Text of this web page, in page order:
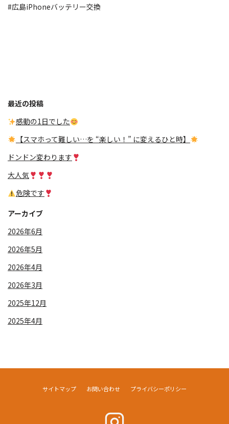
#広島iPhoneバッテリー交換
最近の投稿
感動の1日でした
【スマホって難しい…を “楽しい！” に変えるひと時】
ドンドン変わります
大人気
危険です
アーカイブ
2026年6月
2026年5月
2026年4月
2026年3月
2025年12月
2025年4月
サイトマップ お問い合わせ プライバシーポリシー